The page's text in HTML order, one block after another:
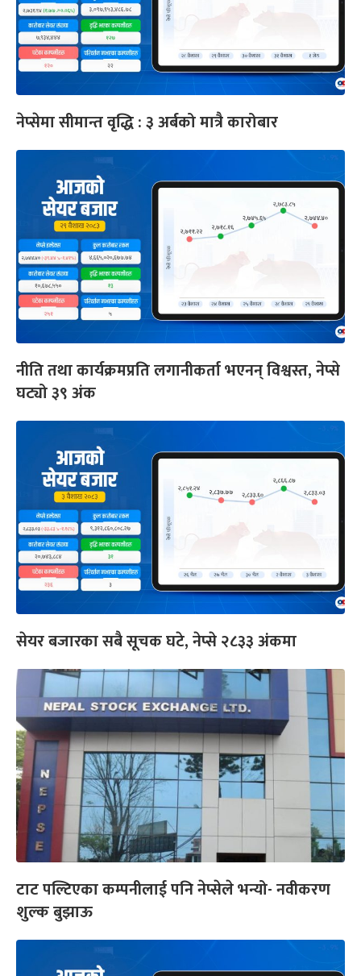
नेप्सेमा सीमान्त वृद्धि : ३ अर्बको मात्रै कारोबार
नीति तथा कार्यक्रमप्रति लगानीकर्ता भएनन् विश्वस्त, नेप्से
घट्यो ३९ अंक
सेयर बजारका सबै सूचक घटे, नेप्से २८३३ अंकमा
टाट पल्टिएका कम्पनीलाई पनि नेप्सेले भन्यो- नवीकरण
शुल्क बुझाऊ